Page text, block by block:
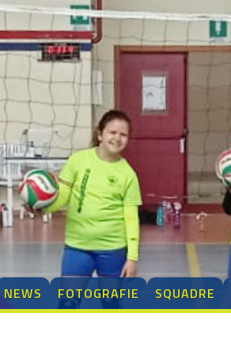
NEWS FOTOGRAFIE SQUADRE